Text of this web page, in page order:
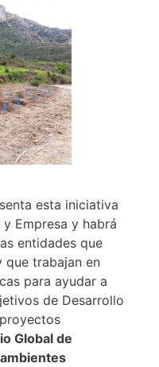
esta iniciativa
Empresa y habrá
entidades que
trabajan en
para ayudar a
de Desarrollo
Global de